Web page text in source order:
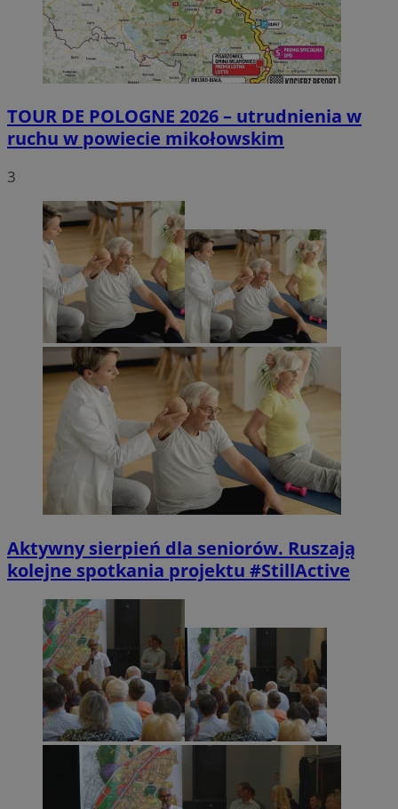
TOUR DE POLOGNE 2026 – utrudnienia w
ruchu w powiecie mikołowskim
3
Aktywny sierpień dla seniorów. Ruszają
kolejne spotkania projektu #StillActive